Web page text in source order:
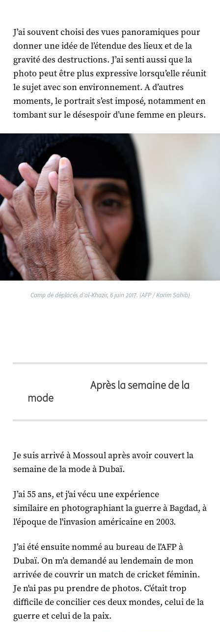
J’ai souvent choisi des vues panoramiques pour
donner une idée de l’étendue des lieux et de la
gravité des destructions. J’ai senti aussi que la
photo peut être plus expressive lorsqu’elle réunit
le sujet avec son environnement. A d’autres
moments, le portrait s’est imposé, notamment en
tombant sur le désespoir d’une femme en pleurs.
Camp de déplacés d'al-Khazir, 6 juin 2017. (AFP / Karim Sahib)
Après la semaine de la
mode
Je suis arrivé à Mossoul après avoir couvert la
semaine de la mode à Dubaï.
J’ai 55 ans, et j'ai vécu une expérience
similaire en photographiant la guerre à Bagdad, à
l'époque de l'invasion américaine en 2003.
J’ai été ensuite nommé au bureau de l'AFP à
Dubaï. On m’a demandé au lendemain de mon
arrivée de couvrir un match de cricket féminin.
Je n'ai pas pu prendre de photos. C'était trop
difficile de concilier ces deux mondes, celui de la
guerre et celui de la paix.